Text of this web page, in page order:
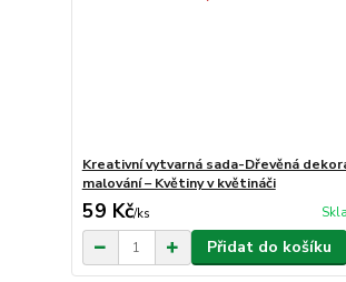
Kreativní vytvarná sada-Dřevěná
malování – Květiny v květináči
59 Kč/ks
Přidat do košíku